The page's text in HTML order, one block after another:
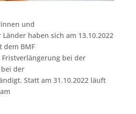
und
haben sich am 13.10.2022
dem BMF
bei der
der
Statt am 31.10.2022 läuft